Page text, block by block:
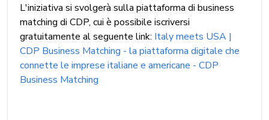
L'iniziativa si svolgerà sulla piattaforma di business
matching di CDP, cui è possibile iscriversi
gratuitamente al seguente link: Italy meets USA |
CDP Business Matching - la piattaforma digitale che
connette le imprese italiane e americane - CDP
Business Matching